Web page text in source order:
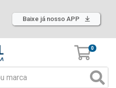
Baixe já nosso APP
0